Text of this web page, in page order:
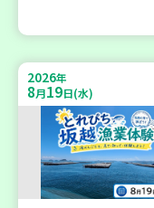
2026年
8月19日(水)